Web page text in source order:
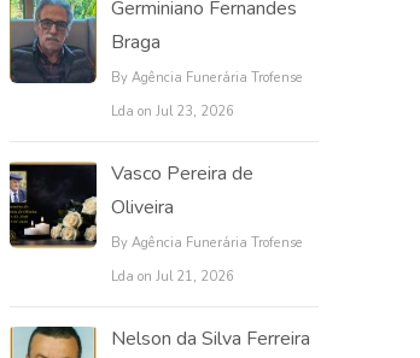
Germiniano Fernandes
Braga
By Agência Funerária Trofense
Lda on Jul 23, 2026
Vasco Pereira de
Oliveira
By Agência Funerária Trofense
Lda on Jul 21, 2026
Nelson da Silva Ferreira